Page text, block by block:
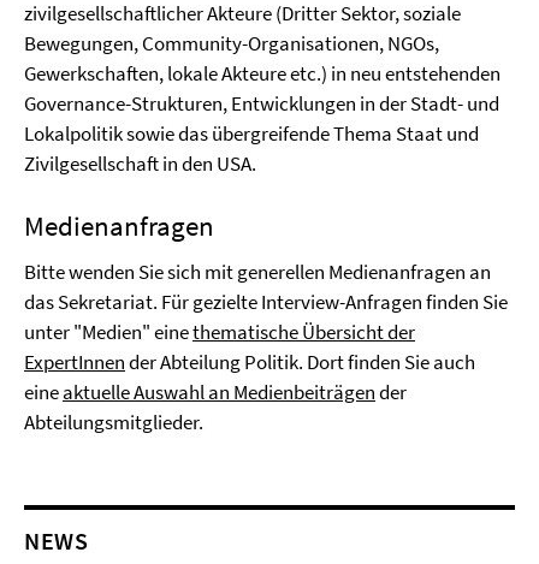
zivilgesellschaftlicher Akteure (Dritter Sektor, soziale
Bewegungen, Community-Organisationen, NGOs,
Gewerkschaften, lokale Akteure etc.) in neu entstehenden
Governance-Strukturen, Entwicklungen in der Stadt- und
Lokalpolitik sowie das übergreifende Thema Staat und
Zivilgesellschaft in den USA.
Medienanfragen
Bitte wenden Sie sich mit generellen Medienanfragen an
das Sekretariat. Für gezielte Interview-Anfragen finden Sie
unter "Medien" einethematische Übersicht der
ExpertInnender Abteilung Politik. Dort finden Sie auch
eineaktuelle Auswahl an Medienbeiträgender
Abteilungsmitglieder.
NEWS